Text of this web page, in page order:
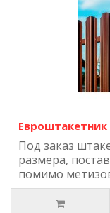
Евроштакетник
Под заказ
размера,
помимо